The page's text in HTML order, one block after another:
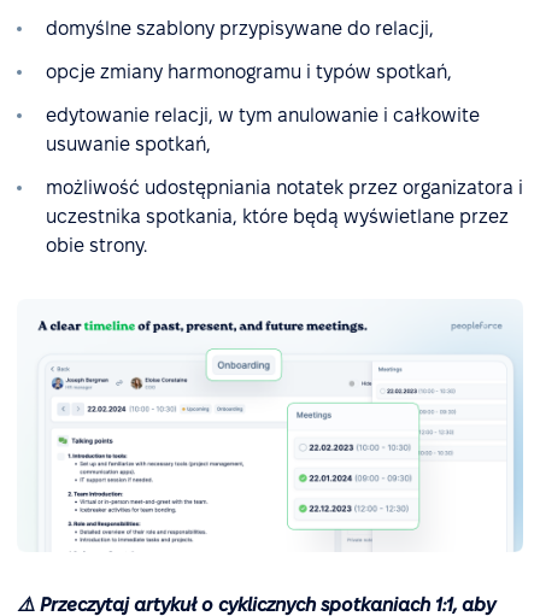
domyślne szablony przypisywane do relacji,
opcje zmiany harmonogramu i typów spotkań,
edytowanie relacji, w tym anulowanie i całkowite
usuwanie spotkań,
możliwość udostępniania notatek przez organizatora i
uczestnika spotkania, które będą wyświetlane przez
obie strony.
⚠️ Przeczytaj artykuł o cyklicznych spotkaniach 1:1, aby